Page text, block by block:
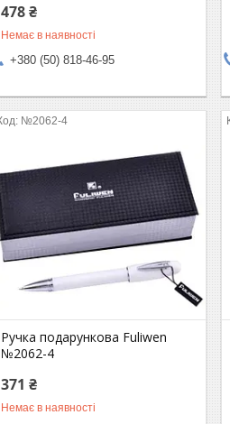
478 ₴
Немає в наявності
+380 (50) 818-46-95
№2062-4
Ручка подарункова Fuliwen
№2062-4
371 ₴
Немає в наявності